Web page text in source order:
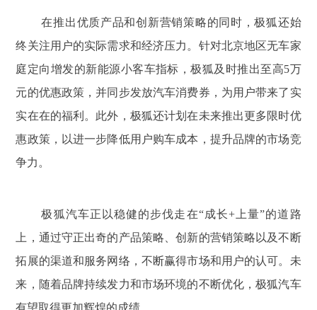
在推出优质产品和创新营销策略的同时，极狐还始
终关注用户的实际需求和经济压力。针对北京地区无车家
庭定向增发的新能源小客车指标，极狐及时推出至高5万
元的优惠政策，并同步发放汽车消费券，为用户带来了实
实在在的福利。此外，极狐还计划在未来推出更多限时优
惠政策，以进一步降低用户购车成本，提升品牌的市场竞
争力。
极狐汽车正以稳健的步伐走在“成长+上量”的道路
上，通过守正出奇的产品策略、创新的营销策略以及不断
拓展的渠道和服务网络，不断赢得市场和用户的认可。未
来，随着品牌持续发力和市场环境的不断优化，极狐汽车